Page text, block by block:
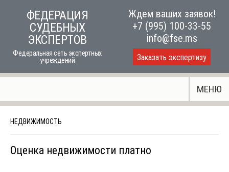
ФЕДЕРАЦИЯ
СУДЕБНЫХ
ЭКСПЕРТОВ
Федеральная сеть экспертных
учреждений
Ждем ваших заявок!
+7 (995) 100-33-55
info@fse.ms
Заказать экспертизу
МЕНЮ
НЕДВИЖИМОСТЬ
Оценка недвижимости платно